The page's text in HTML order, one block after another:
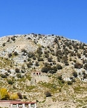
Chine